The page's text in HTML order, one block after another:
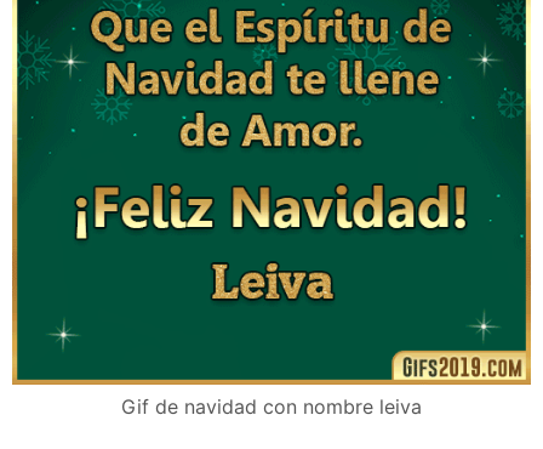
Gif de navidad con nombre leiva